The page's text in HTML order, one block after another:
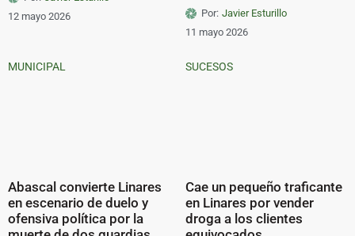
12 mayo 2026
Por: Javier Esturillo
11 mayo 2026
MUNICIPAL
Abascal convierte Linares
en escenario de duelo y
ofensiva política por la
SUCESOS
Cae un pequeño traficante
en Linares por vender
droga a los clientes